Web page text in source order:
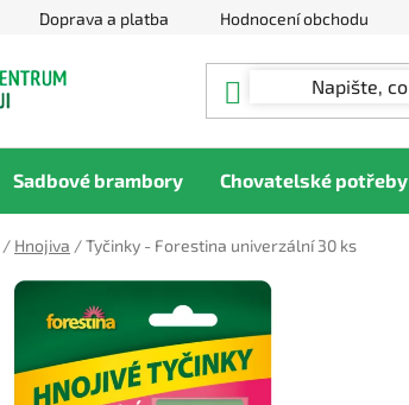
Doprava a platba Hodnocení obchodu
Sadbové brambory Chovatelské potřeby
/ Hnojiva /Tyčinky - Forestina univerzální 30 ks